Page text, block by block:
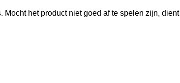
het product niet goed af te spelen zijn,